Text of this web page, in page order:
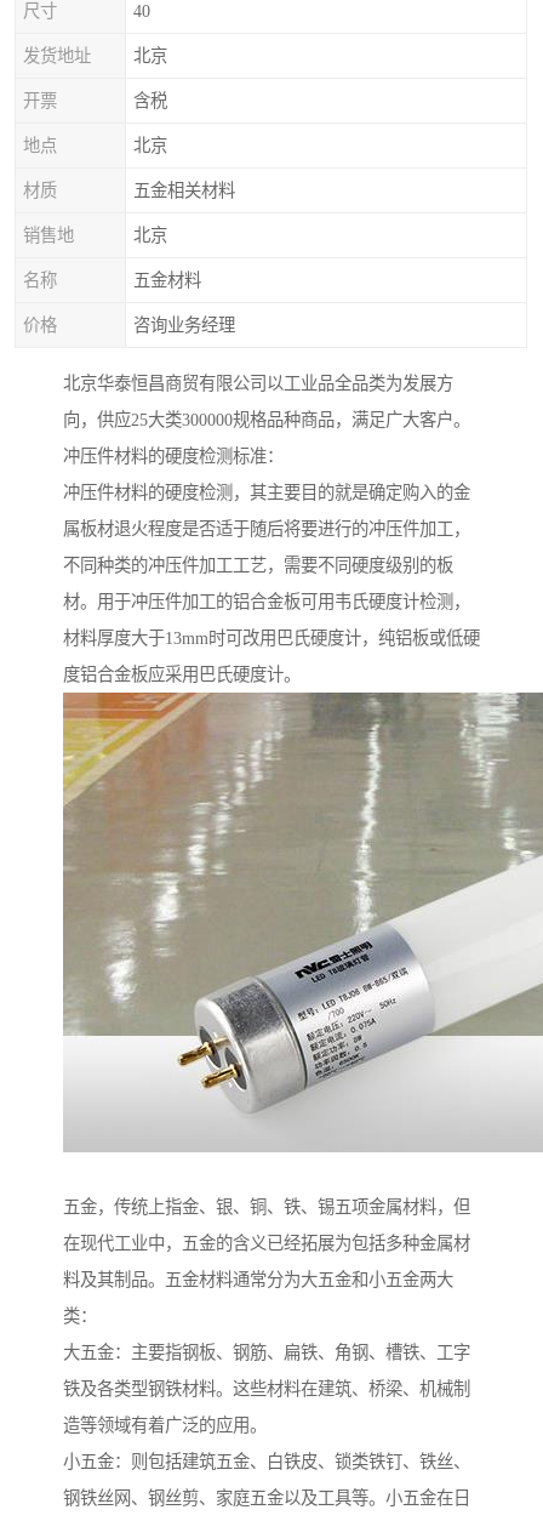
尺寸 40
发货地址 北京
开票 含税
地点 北京
材质 五金相关材料
销售地 北京
名称 五金材料
价格 咨询业务经理
北京华泰恒昌商贸有限公司以工业品全品类为发展方
向，供应25大类300000规格品种商品，满足广大客户。
冲压件材料的硬度检测标准：
冲压件材料的硬度检测，其主要目的就是确定购入的金
属板材退火程度是否适于随后将要进行的冲压件加工，
不同种类的冲压件加工工艺，需要不同硬度级别的板
材。用于冲压件加工的铝合金板可用韦氏硬度计检测，
材料厚度大于13mm时可改用巴氏硬度计，纯铝板或低硬
度铝合金板应采用巴氏硬度计。
五金，传统上指金、银、铜、铁、锡五项金属材料，但
在现代工业中，五金的含义已经拓展为包括多种金属材
料及其制品。五金材料通常分为大五金和小五金两大
类：
大五金：主要指钢板、钢筋、扁铁、角钢、槽铁、工字
铁及各类型钢铁材料。这些材料在建筑、桥梁、机械制
造等领域有着广泛的应用。
小五金：则包括建筑五金、白铁皮、锁类铁钉、铁丝、
钢铁丝网、钢丝剪、家庭五金以及工具等。小五金在日